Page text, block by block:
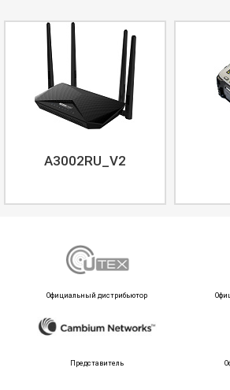
A3002RU_V2
Официальный дистрибьютор
Представитель